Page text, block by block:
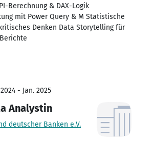
Berechnung & DAX-Logik
mit Power Query & M Statistische
Denken Data Storytelling für
- Jan. 2025
Analystin
deutscher Banken e.V.